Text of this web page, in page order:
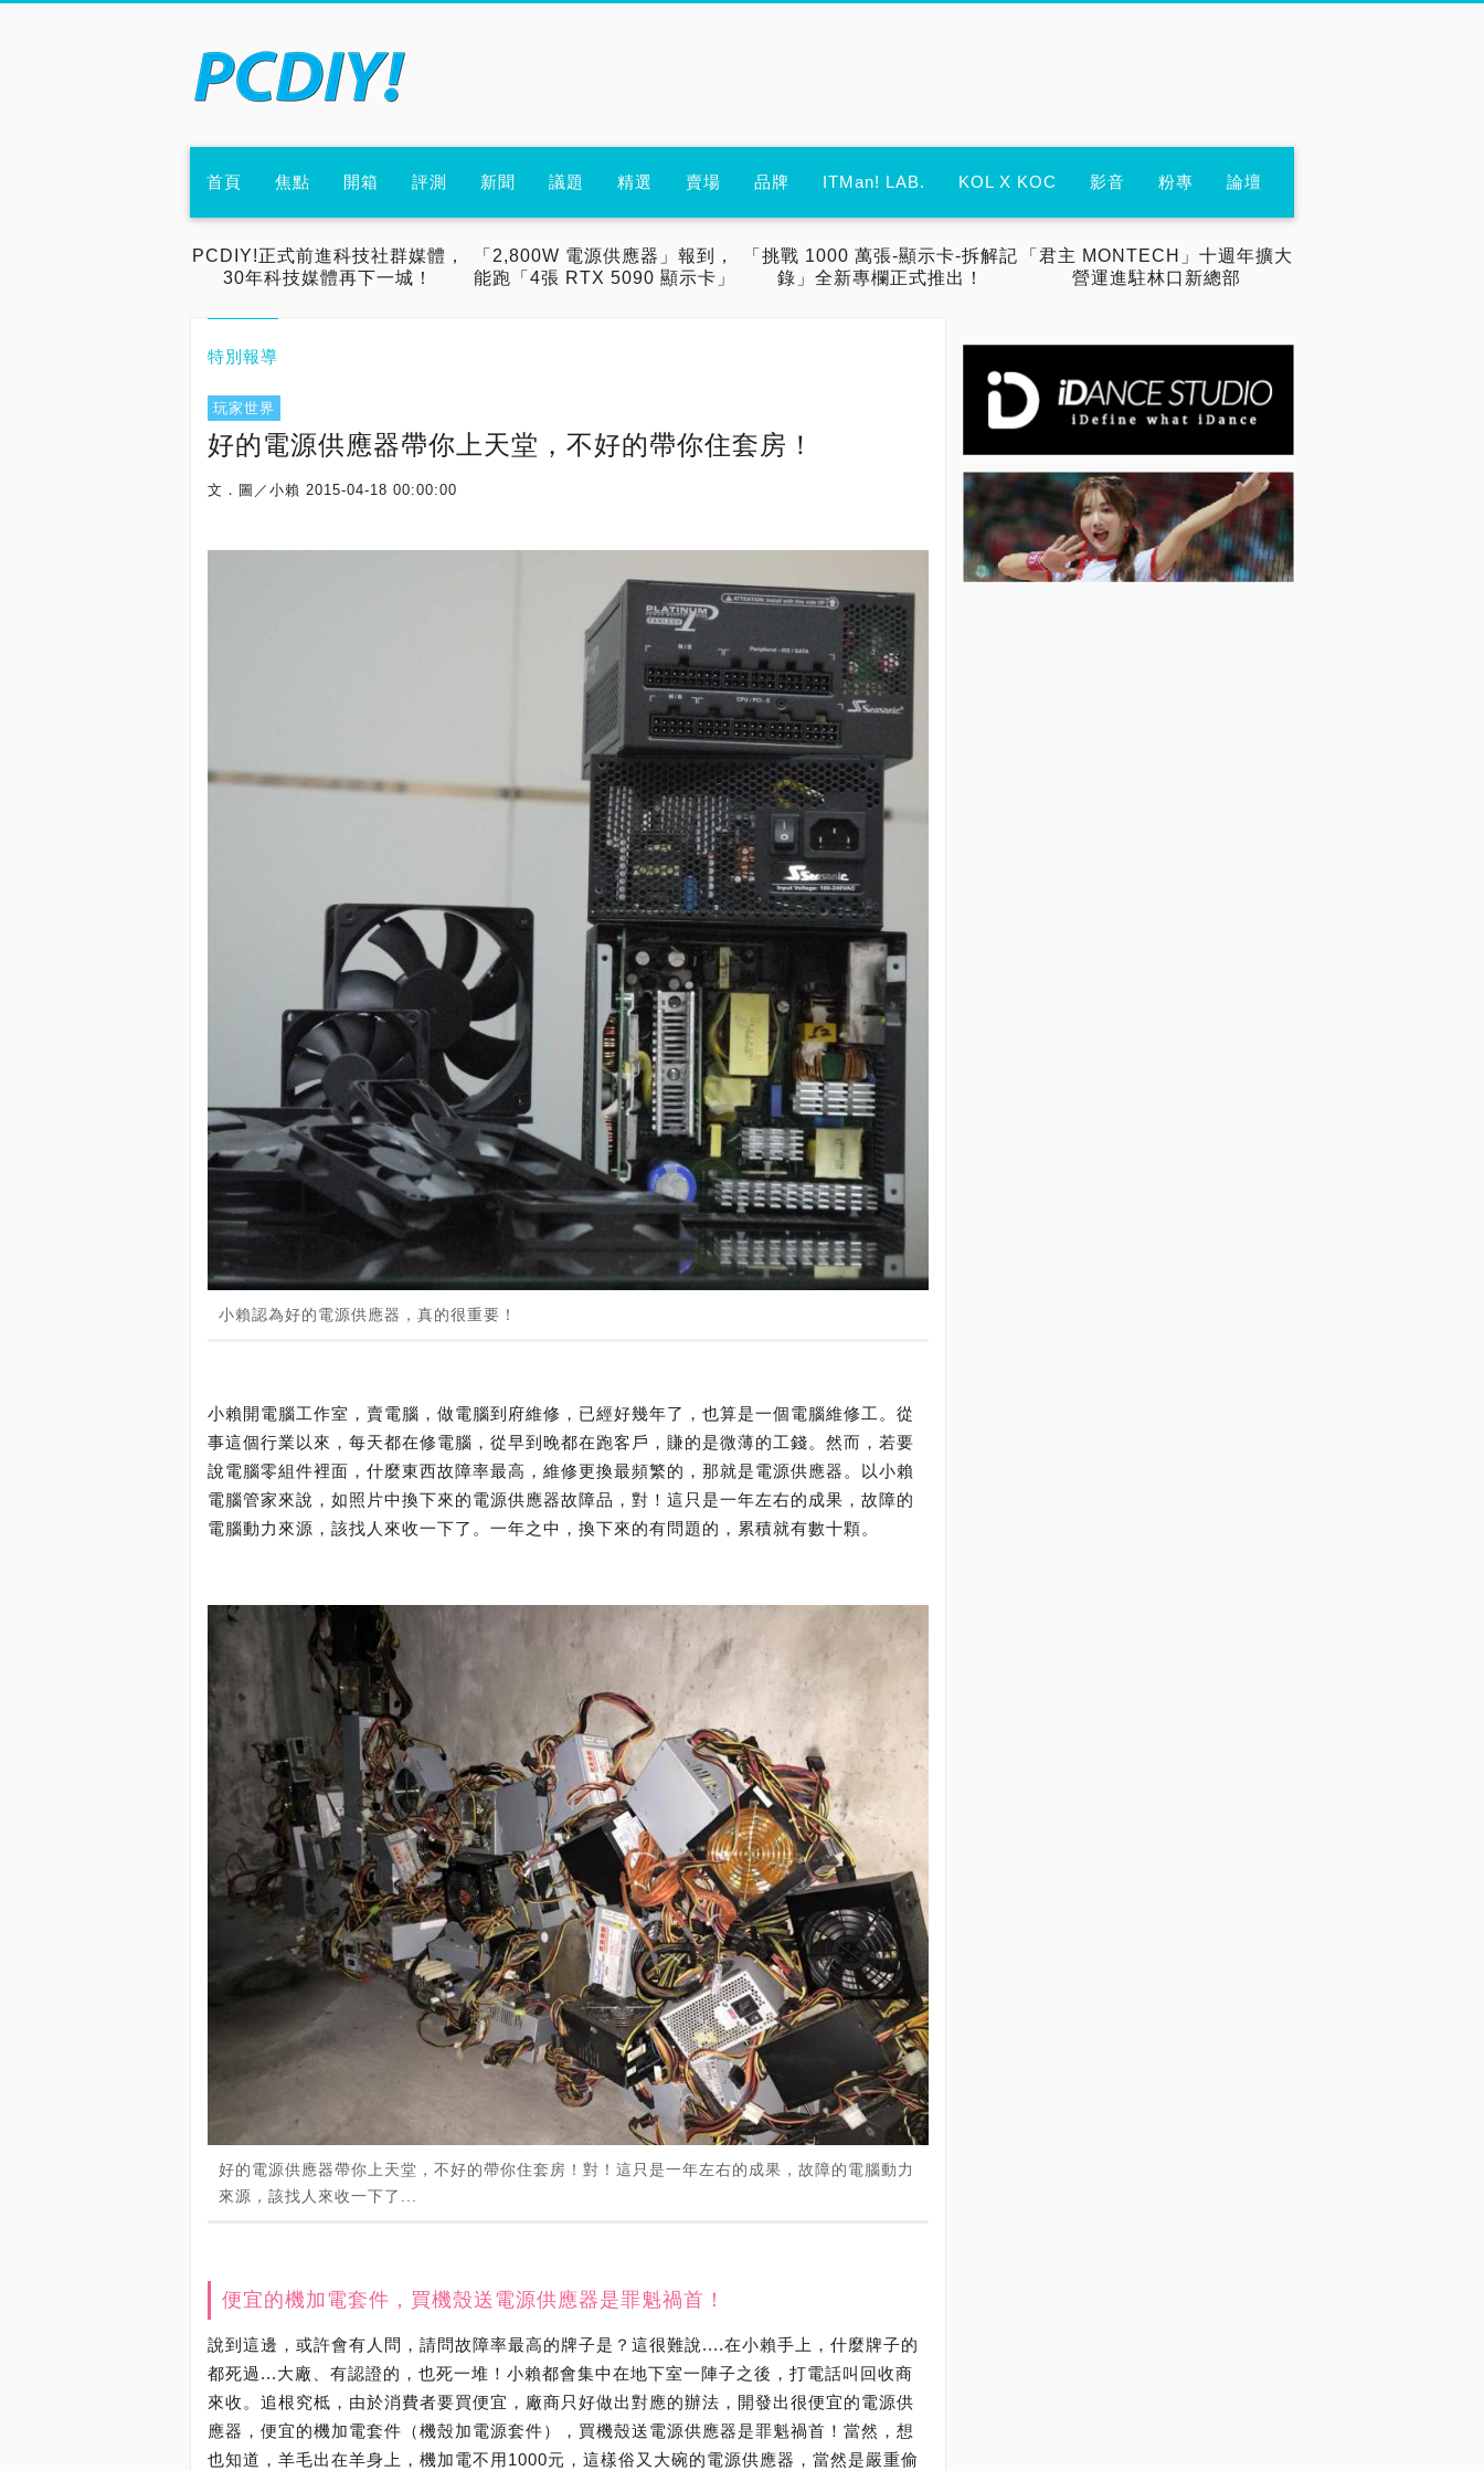
首頁 焦點 開箱 評測 新聞 議題 精選 賣場 品牌 ITMan! LAB. KOL X KOC 影音 粉專 論壇
PCDIY!正式前進科技社群媒體，
30年科技媒體再下一城！
「2,800W 電源供應器」報到，
能跑「4張 RTX 5090 顯示卡」
「挑戰 1000 萬張-顯示卡-拆解記
錄」全新專欄正式推出！
「君主 MONTECH」十週年擴大
營運進駐林口新總部
特別報導
玩家世界
好的電源供應器帶你上天堂，不好的帶你住套房！
文．圖／小賴 2015-04-18 00:00:00
小賴認為好的電源供應器，真的很重要！
小賴開電腦工作室，賣電腦，做電腦到府維修，已經好幾年了，也算是一個電腦維修工。從
事這個行業以來，每天都在修電腦，從早到晚都在跑客戶，賺的是微薄的工錢。然而，若要
說電腦零組件裡面，什麼東西故障率最高，維修更換最頻繁的，那就是電源供應器。以小賴
電腦管家來說，如照片中換下來的電源供應器故障品，對！這只是一年左右的成果，故障的
電腦動力來源，該找人來收一下了。一年之中，換下來的有問題的，累積就有數十顆。
好的電源供應器帶你上天堂，不好的帶你住套房！對！這只是一年左右的成果，故障的電腦動力
來源，該找人來收一下了...
便宜的機加電套件，買機殼送電源供應器是罪魁禍首！
說到這邊，或許會有人問，請問故障率最高的牌子是？這很難說....在小賴手上，什麼牌子的
都死過...大廠、有認證的，也死一堆！小賴都會集中在地下室一陣子之後，打電話叫回收商
來收。追根究柢，由於消費者要買便宜，廠商只好做出對應的辦法，開發出很便宜的電源供
應器，便宜的機加電套件（機殼加電源套件），買機殼送電源供應器是罪魁禍首！當然，想
也知道，羊毛出在羊身上，機加電不用1000元，這樣俗又大碗的電源供應器，當然是嚴重偷